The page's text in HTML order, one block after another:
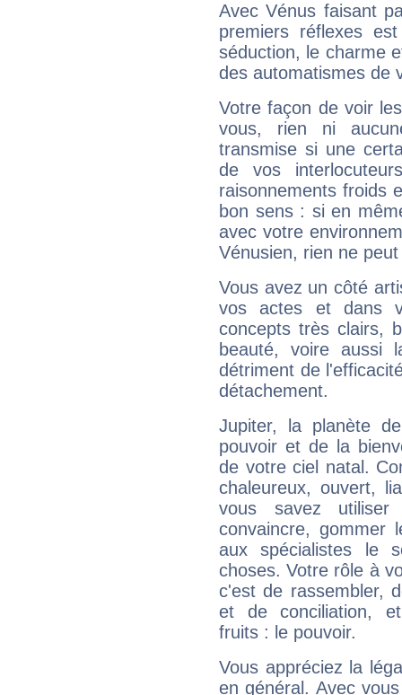
Avec Vénus faisant
premiers réflexes
séduction, le charme
des automatismes de
Votre façon de voir
vous, rien ni
transmise si une
de vos
raisonnements froids
bon sens : si en
avec votre
Vénusien, rien ne
Vous avez un côté
vos actes et dans
concepts très clairs,
beauté, voire aussi
détriment de
détachement.
Jupiter, la planète
pouvoir et de la
de votre ciel natal.
chaleureux, ouvert,
vous savez
convaincre, gommer
aux spécialistes le
choses. Votre rôle à
c'est de rassembler,
et de conciliation,
fruits : le pouvoir.
Vous appréciez la
en général. Avec